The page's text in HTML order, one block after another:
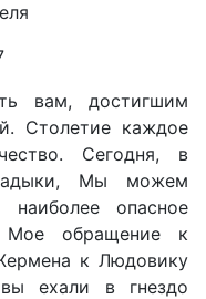
вам, достигшим
Столетие каждое
Сегодня, в
Мы можем
опасное
Мое обращение к
к Людовику
ехали в гнездо